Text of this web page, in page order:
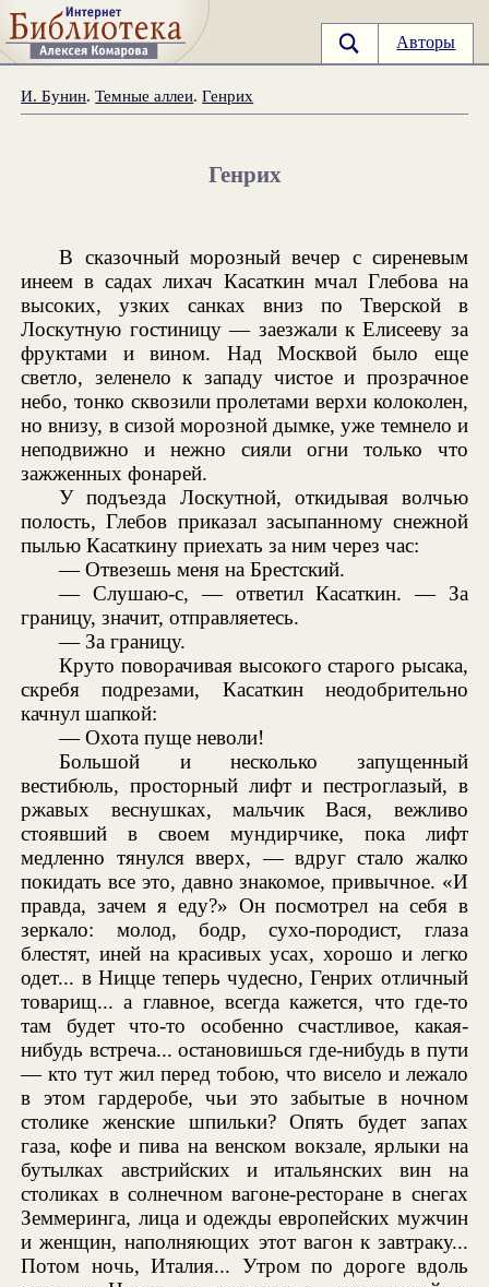
Авторы
И. Бунин.Темные аллеи.Генрих
Генрих
В сказочный морозный вечер с сиреневым
инеем в садах лихач Касаткин мчал Глебова на
высоких, узких санках вниз по Тверской в
Лоскутную гостиницу — заезжали к Елисееву за
фруктами и вином. Над Москвой было еще
светло, зеленело к западу чистое и прозрачное
небо, тонко сквозили пролетами верхи колоколен,
но внизу, в сизой морозной дымке, уже темнело и
неподвижно и нежно сияли огни только что
зажженных фонарей.
У подъезда Лоскутной, откидывая волчью
полость, Глебов приказал засыпанному снежной
пылью Касаткину приехать за ним через час:
— Отвезешь меня на Брестский.
— Слушаю-с, — ответил Касаткин. — За
границу, значит, отправляетесь.
— За границу.
Круто поворачивая высокого старого рысака,
скребя подрезами, Касаткин неодобрительно
качнул шапкой:
— Охота пуще неволи!
Большой и несколько запущенный
вестибюль, просторный лифт и пестроглазый, в
ржавых веснушках, мальчик Вася, вежливо
стоявший в своем мундирчике, пока лифт
медленно тянулся вверх, — вдруг стало жалко
покидать все это, давно знакомое, привычное. «И
правда, зачем я еду?» Он посмотрел на себя в
зеркало: молод, бодр, сухо-породист, глаза
блестят, иней на красивых усах, хорошо и легко
одет... в Ницце теперь чудесно, Генрих отличный
товарищ... а главное, всегда кажется, что где-то
там будет что-то особенно счастливое, какая-
нибудь встреча... остановишься где-нибудь в пути
— кто тут жил перед тобою, что висело и лежало
в этом гардеробе, чьи это забытые в ночном
столике женские шпильки? Опять будет запах
газа, кофе и пива на венском вокзале, ярлыки на
бутылках австрийских и итальянских вин на
столиках в солнечном вагоне-ресторане в снегах
Земмеринга, лица и одежды европейских мужчин
и женщин, наполняющих этот вагон к завтраку...
Потом ночь, Италия... Утром по дороге вдоль